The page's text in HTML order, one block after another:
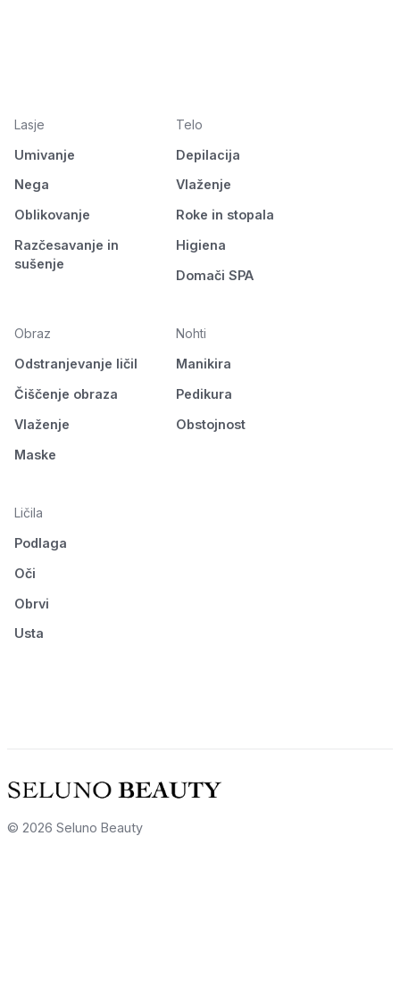
Lasje
Umivanje
Nega
Oblikovanje
Razčesavanje in
sušenje
Telo
Depilacija
Vlaženje
Roke in stopala
Higiena
Domači SPA
Obraz
Odstranjevanje ličil
Čiščenje obraza
Vlaženje
Maske
Nohti
Manikira
Pedikura
Obstojnost
Ličila
Podlaga
Oči
Obrvi
Usta
© 2026 Seluno Beauty